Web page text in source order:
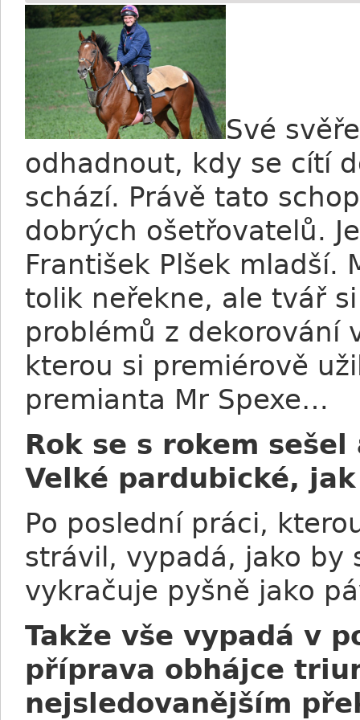
Své
odhadnout, kdy se cítí
schází. Právě tato
dobrých ošetřovatelů.
František Plšek mladší.
tolik neřekne, ale tvář
problémů z dekorování
kterou si premiérově
premianta Mr Spexe…
Rok se s rokem
Velké pardubické,
Po poslední práci,
strávil, vypadá, jako by
vykračuje pyšně jako
Takže vše vypadá v
příprava obhájce
nejsledovanějším